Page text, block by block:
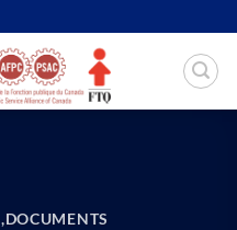
,DOCUMENTS